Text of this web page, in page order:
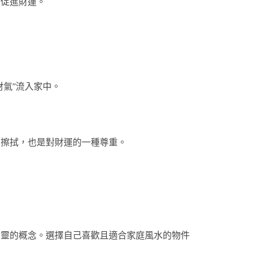
”流入家中。
拭，也是對財運的一種尊重。
的概念。選擇自己喜歡且適合家庭風水的物件